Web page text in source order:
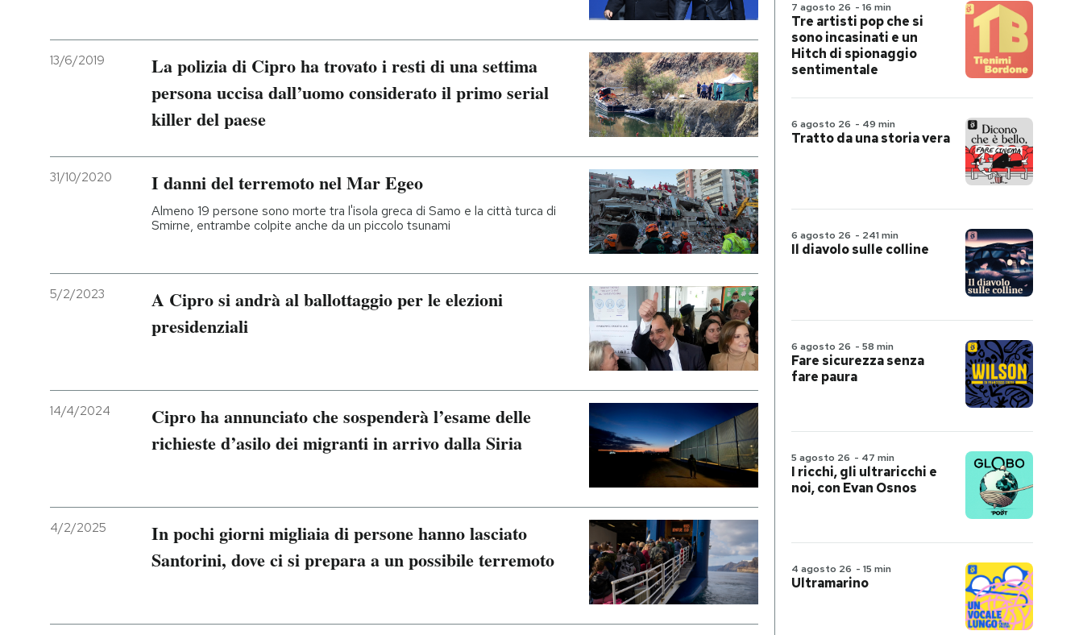
13/6/2019
La polizia di Cipro ha trovato i resti di una settima
persona uccisa dall’uomo considerato il primo serial
killer del paese
31/10/2020 I danni del terremoto nel Mar Egeo
Almeno 19 persone sono morte tra l'isola greca di Samo e la città turca di
Smirne, entrambe colpite anche da un piccolo tsunami
5/2/2023
A Cipro si andrà al ballottaggio per le elezioni
presidenziali
14/4/2024
Cipro ha annunciato che sospenderà l’esame delle
richieste d’asilo dei migranti in arrivo dalla Siria
4/2/2025
In pochi giorni migliaia di persone hanno lasciato
Santorini, dove ci si prepara a un possibile terremoto
7 agosto 26 - 16 min
Tre artisti pop che si
sono incasinati e un
Hitch di spionaggio
sentimentale
6 agosto 26 - 49 min
Tratto da una storia vera
6 agosto 26 - 241 min
Il diavolo sulle colline
6 agosto 26 - 58 min
Fare sicurezza senza
fare paura
5 agosto 26 - 47 min
I ricchi, gli ultraricchi e
noi, con Evan Osnos
4 agosto 26 - 15 min
Ultramarino